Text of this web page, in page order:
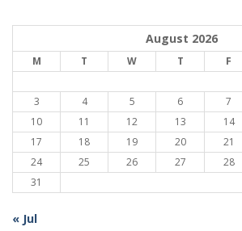
August 2026
M T W T F
3
4 5 6 7
10
11 12 13 14
17
18 19 20 21
24
25 26 27 28
31
« Jul